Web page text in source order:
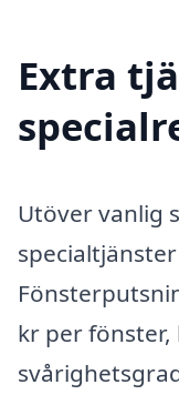
Extra
Utöver vanlig
kr per